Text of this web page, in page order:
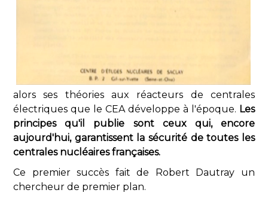
alors ses théories aux réacteurs de centrales
électriques que le CEA développe à l'époque. Les
principes qu'il publie sont ceux qui, encore
aujourd'hui, garantissent la sécurité de toutes les
centrales nucléaires françaises.
Ce premier succès fait de Robert Dautray un
chercheur de premier plan.